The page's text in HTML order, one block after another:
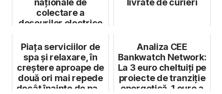
naționale de
colectare a
deșeurilor electrice
Re...
livrate de curieri
Piața serviciilor de
spa și relaxare, în
creștere aproape de
două ori mai repede
decât înainte de pa...
Analiza CEE
Bankwatch Network:
La 3 euro cheltuiți pe
proiecte de tranziție
energetică, 1 euro a